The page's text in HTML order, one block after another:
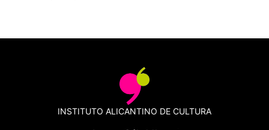
INSTITUTO ALICANTINO DE CULTURA